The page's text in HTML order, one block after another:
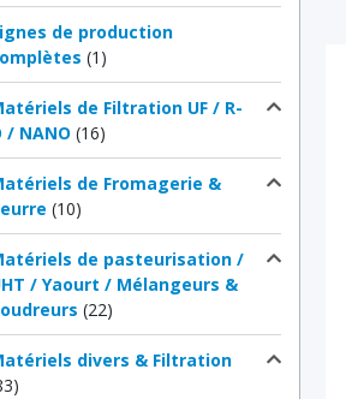
de production
(1)
de Filtration UF / R-
/ NANO (16)
de Fromagerie &
(10)
de pasteurisation /
/ Yaourt / Mélangeurs &
(22)
divers & Filtration